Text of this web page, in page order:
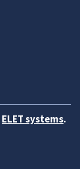
ELET systems.